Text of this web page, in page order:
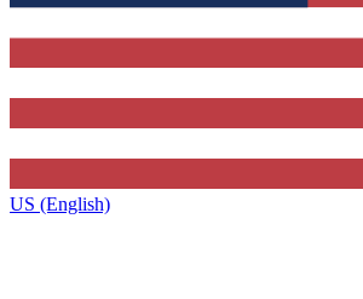
US (English)